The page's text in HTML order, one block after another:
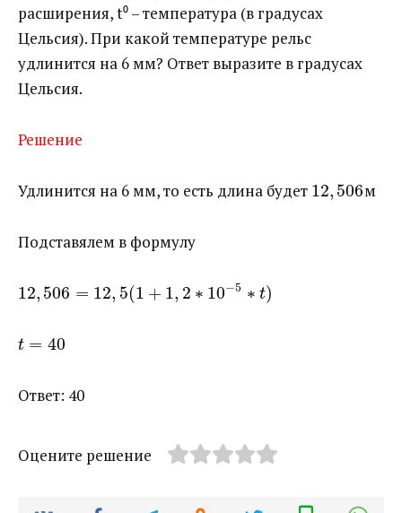
расширения, t⁰ – температура (в градусах
Цельсия). При какой температуре рельс
удлинится на 6 мм? Ответ выразите в градусах
Цельсия.
Решение
Удлинится на 6 мм, то есть длина будет ​ 12, 506​м
Подставялем в формулу
12, 506 = 12, 5(1 + 1, 2 ∗ 10−5 ∗ t)
t = 40
Ответ: 40
Оцените решение